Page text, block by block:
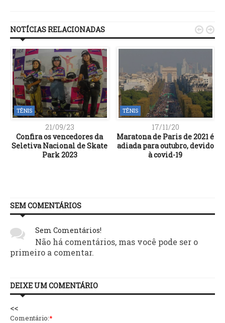
NOTÍCIAS RELACIONADAS
TÊNIS
21/09/23
Confira os vencedores da
Seletiva Nacional de Skate
Park 2023
TÊNIS
17/11/20
Maratona de Paris de 2021 é
adiada para outubro, devido
à covid-19
 
SEM COMENTÁRIOS
Sem Comentários!
Não há comentários, mas você pode ser o
primeiro a comentar.
DEIXE UM COMENTÁRIO
<<
Comentário:*